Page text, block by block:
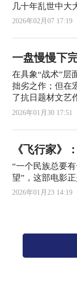
几十年乱世中大
2026年02月07 17:19
一盘慢慢下
在具象“战术”层
拙劣之作；但在
了抗日题材文艺
2026年01月30 17:51
《飞行家》
“一个民族总要
望”，这部电影
2026年01月23 14:19